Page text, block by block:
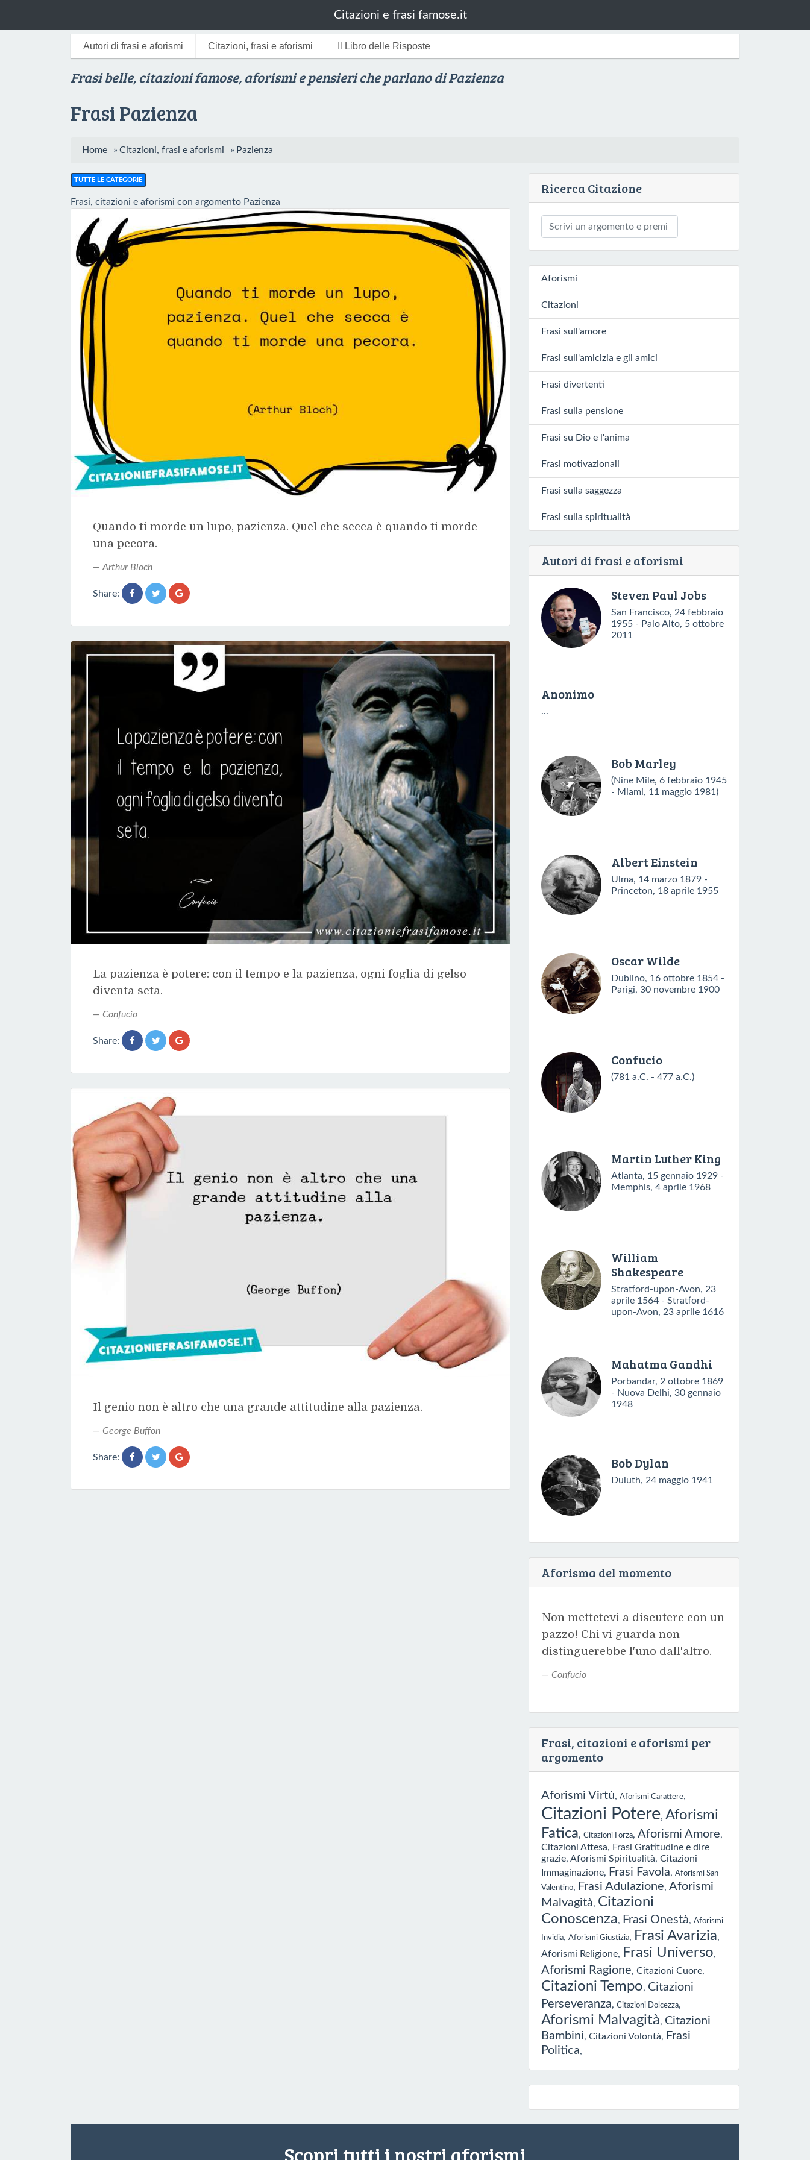
Autori di frasi e aforismi Citazioni, frasi e aforismi Il Libro delle Risposte
Citazioni e frasi famose.it
Frasi belle, citazioni famose, aforismi e pensieri che parlano di Pazienza
Frasi Pazienza
Home » Citazioni, frasi e aforismi » Pazienza
TUTTE LE CATEGORIE
Frasi, citazioni e aforismi con argomento Pazienza
Quando ti morde un lupo, pazienza. Quel che secca è quando ti morde
una pecora.
Arthur Bloch
Share:
La pazienza è potere: con il tempo e la pazienza, ogni foglia di gelso
diventa seta.
Confucio
Share:
Il genio non è altro che una grande attitudine alla pazienza.
George Buffon
Share:
Ricerca Citazione
Aforismi
Citazioni
Frasi sull'amore
Frasi sull'amicizia e gli amici
Frasi divertenti
Frasi sulla pensione
Frasi su Dio e l'anima
Frasi motivazionali
Frasi sulla saggezza
Frasi sulla spiritualità
Autori di frasi e aforismi
Steven Paul Jobs
San Francisco, 24 febbraio
1955 - Palo Alto, 5 ottobre
2011
Anonimo
...
Bob Marley
(Nine Mile, 6 febbraio 1945
- Miami, 11 maggio 1981)
Albert Einstein
Ulma, 14 marzo 1879 -
Princeton, 18 aprile 1955
Oscar Wilde
Dublino, 16 ottobre 1854 -
Parigi, 30 novembre 1900
Confucio
(781 a.C. - 477 a.C.)
Martin Luther King
Atlanta, 15 gennaio 1929 -
Memphis, 4 aprile 1968
William
Shakespeare
Stratford-upon-Avon, 23
aprile 1564 - Stratford-
upon-Avon, 23 aprile 1616
Mahatma Gandhi
Porbandar, 2 ottobre 1869
- Nuova Delhi, 30 gennaio
1948
Bob Dylan
Duluth, 24 maggio 1941
Aforisma del momento
Non mettetevi a discutere con un
pazzo! Chi vi guarda non
distinguerebbe l'uno dall'altro.
Confucio
Frasi, citazioni e aforismi per
argomento
Aforismi Virtù, Aforismi Carattere,
Citazioni Potere, Aforismi
Fatica, Citazioni Forza, Aforismi Amore,
Citazioni Attesa, Frasi Gratitudine e dire
grazie, Aforismi Spiritualità, Citazioni
Immaginazione, Frasi Favola, Aforismi San
Valentino, Frasi Adulazione, Aforismi
Malvagità, Citazioni
Conoscenza, Frasi Onestà, Aforismi
Invidia, Aforismi Giustizia, Frasi Avarizia,
Aforismi Religione, Frasi Universo,
Aforismi Ragione, Citazioni Cuore,
Citazioni Tempo, Citazioni
Perseveranza, Citazioni Dolcezza,
Aforismi Malvagità, Citazioni
Bambini, Citazioni Volontà, Frasi
Politica,